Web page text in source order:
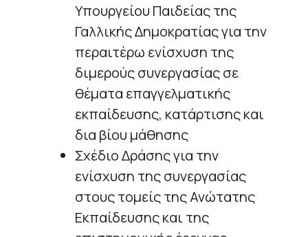
Υπουργείου Παιδείας της
Γαλλικής Δημοκρατίας για την
περαιτέρω ενίσχυση της
διμερούς συνεργασίας σε
θέματα επαγγελματικής
εκπαίδευσης, κατάρτισης και
δια βίου μάθησης
Σχέδιο Δράσης για την
ενίσχυση της συνεργασίας
στους τομείς της Ανώτατης
Εκπαίδευσης και της